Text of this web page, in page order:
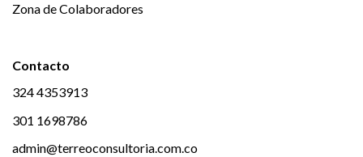
Zona de Colaboradores
Contacto
324 4353913
301 1698786
admin@terreoconsultoria.com.co